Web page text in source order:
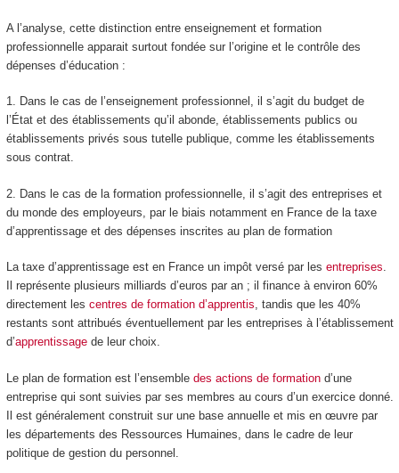
A l’analyse, cette distinction entre enseignement et formation
professionnelle apparait surtout fondée sur l’origine et le contrôle des
dépenses d’éducation :
1. Dans le cas de l’enseignement professionnel, il s’agit du budget de
l’État et des établissements qu’il abonde, établissements publics ou
établissements privés sous tutelle publique, comme les établissements
sous contrat.
2. Dans le cas de la formation professionnelle, il s’agit des entreprises et
du monde des employeurs, par le biais notamment en France de la taxe
d’apprentissage et des dépenses inscrites au plan de formation
La taxe d’apprentissage est en France un impôt versé par les entreprises.
Il représente plusieurs milliards d’euros par an ; il finance à environ 60%
directement les centres de formation d’apprentis, tandis que les 40%
restants sont attribués éventuellement par les entreprises à l’établissement
d’apprentissagede leur choix.
Le plan de formation est l’ensemble des actions de formationd’une
entreprise qui sont suivies par ses membres au cours d’un exercice donné.
Il est généralement construit sur une base annuelle et mis en œuvre par
les départements des Ressources Humaines, dans le cadre de leur
politique de gestion du personnel.